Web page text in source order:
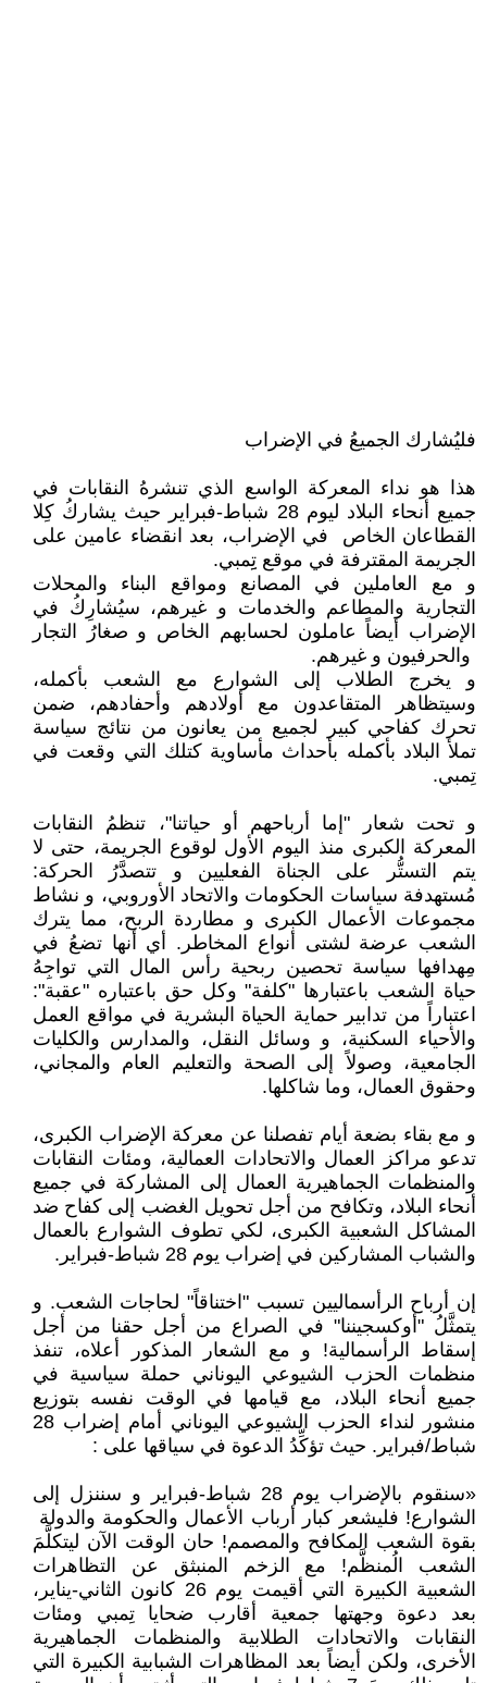
فليُشارك الجميعُ في اﻹضراب
هذا هو نداء المعركة الواسع الذي تنشرهُ النقابات في
جميع أنحاء البلاد ليوم 28 شباط-فبراير حيث يشاركُ كِلا
القطاعان الخاص في الإضراب، بعد انقضاء عامين على
الجريمة المقترفة في موقع تِِمبي.
و مع العاملين في المصانع ومواقع البناء والمحلات
التجارية والمطاعم والخدمات و غيرهم، سيُشارِكُ في
اﻹضراب أيضاً عاملون لحسابهم الخاص و صغارُ التجار
والحرفيون و غيرهم.
و يخرج الطلاب إلى الشوارع مع الشعب بأكمله،
وسيتظاهر المتقاعدون مع أولادهم وأحفادهم، ضمن
تحرك كفاحي كبير لجميع من يعانون من نتائج سياسة
تملأ البلاد بأكمله بأحداث مأساوية كتلك التي وقعت في
تِمبي.
و تحت شعار "إما أرباحهم أو حياتنا"، تنظمُ النقابات
المعركة الكبرى منذ اليوم الأول لوقوع الجريمة، حتى لا
يتم التستُّر على الجناة الفعليين و تتصدَّرُ الحركة:
مُستهدفة سياسات الحكومات والاتحاد الأوروبي، و نشاط
مجموعات الأعمال الكبرى و مطاردة الربح، مما يترك
الشعب عرضة لشتى أنواع المخاطر. أي أنها تضعُ في
مِهدافها سياسة تحصين ربحية رأس المال التي تواجِهُ
حياة الشعب باعتبارها "كلفة" وكل حق باعتباره "عقبة":
اعتباراً من تدابير حماية الحياة البشرية في مواقع العمل
والأحياء السكنية، و وسائل النقل، والمدارس والكليات
الجامعية، وصولاً إلى الصحة والتعليم العام والمجاني،
وحقوق العمال، وما شاكلها.
و مع بقاء بضعة أيام تفصلنا عن معركة الإضراب الكبرى،
تدعو مراكز العمال والاتحادات العمالية، ومئات النقابات
والمنظمات الجماهيرية العمال إلى المشاركة في جميع
أنحاء البلاد، وتكافح من أجل تحويل الغضب إلى كفاح ضد
المشاكل الشعبية الكبرى، لكي تطوف الشوارع بالعمال
والشباب المشاركين في إضراب يوم 28 شباط-فبراير.
إن أرباح الرأسماليين تسبب "اختناقاً" لحاجات الشعب. و
يتمثَّلُ "أوكسجيننا" في الصراع من أجل حقنا من أجل
إسقاط الرأسمالية! و مع الشعار المذكور أعلاه، تنفذ
منظمات الحزب الشيوعي اليوناني حملة سياسية في
جميع أنحاء البلاد، مع قيامها في الوقت نفسه بتوزيع
منشور لنداء الحزب الشيوعي اليوناني أمام إضراب 28
شباط/فبراير. حيث تؤكِّدُ الدعوة في سياقها على :
«سنقوم باﻹضراب يوم 28 شباط-فبراير و سننزل إلى
الشوارع! فليشعر كبار أرباب الأعمال والحكومة والدولة
بقوة الشعب المكافح والمصمم! حان الوقت الآن ليتكلَّمَ
الشعب الُمنظَّم! مع الزخم المنبثق عن التظاهرات
الشعبية الكبيرة التي أقيمت يوم 26 كانون الثاني-يناير،
بعد دعوة وجهتها جمعية أقارب ضحايا تِمبي ومئات
النقابات والاتحادات الطلابية والمنظمات الجماهيرية
الأخرى، ولكن أيضاً بعد المظاهرات الشبابية الكبيرة التي